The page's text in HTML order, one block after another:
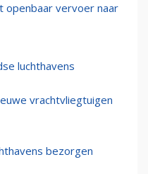
openbaar vervoer naar
luchthavens
vrachtvliegtuigen
bezorgen